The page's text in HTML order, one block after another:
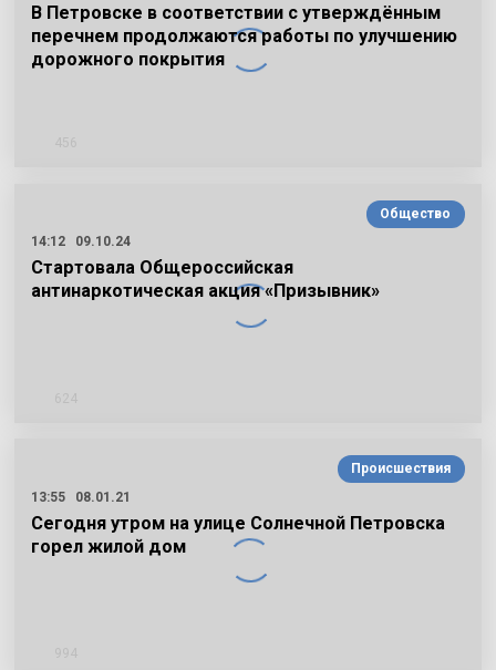
В Петровске в соответствии с утверждённым
перечнем продолжаются работы по улучшению
дорожного покрытия
Общество
14:12
09.10.24
Стартовала Общероссийская
антинаркотическая акция «Призывник»
Происшествия
13:55
08.01.21
Сегодня утром на улице Солнечной Петровска
горел жилой дом